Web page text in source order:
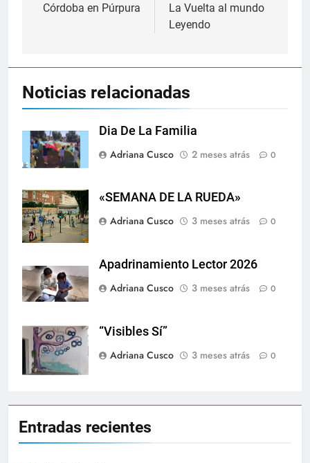
de
Córdoba en Púrpura
La Vuelta al mundo
Leyendo
Noticias relacionadas
Dia De La Familia
Adriana Cusco
2 meses atrás 0
«SEMANA DE LA RUEDA»
Adriana Cusco
3 meses atrás 0
Apadrinamiento Lector 2026
Adriana Cusco
3 meses atrás 0
“Visibles Sí”
Adriana Cusco
3 meses atrás 0
Entradas recientes